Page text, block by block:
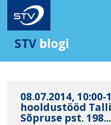
STV blogi
08.07.2014, 10:00-
hooldustööd
Sõpruse pst. 198...